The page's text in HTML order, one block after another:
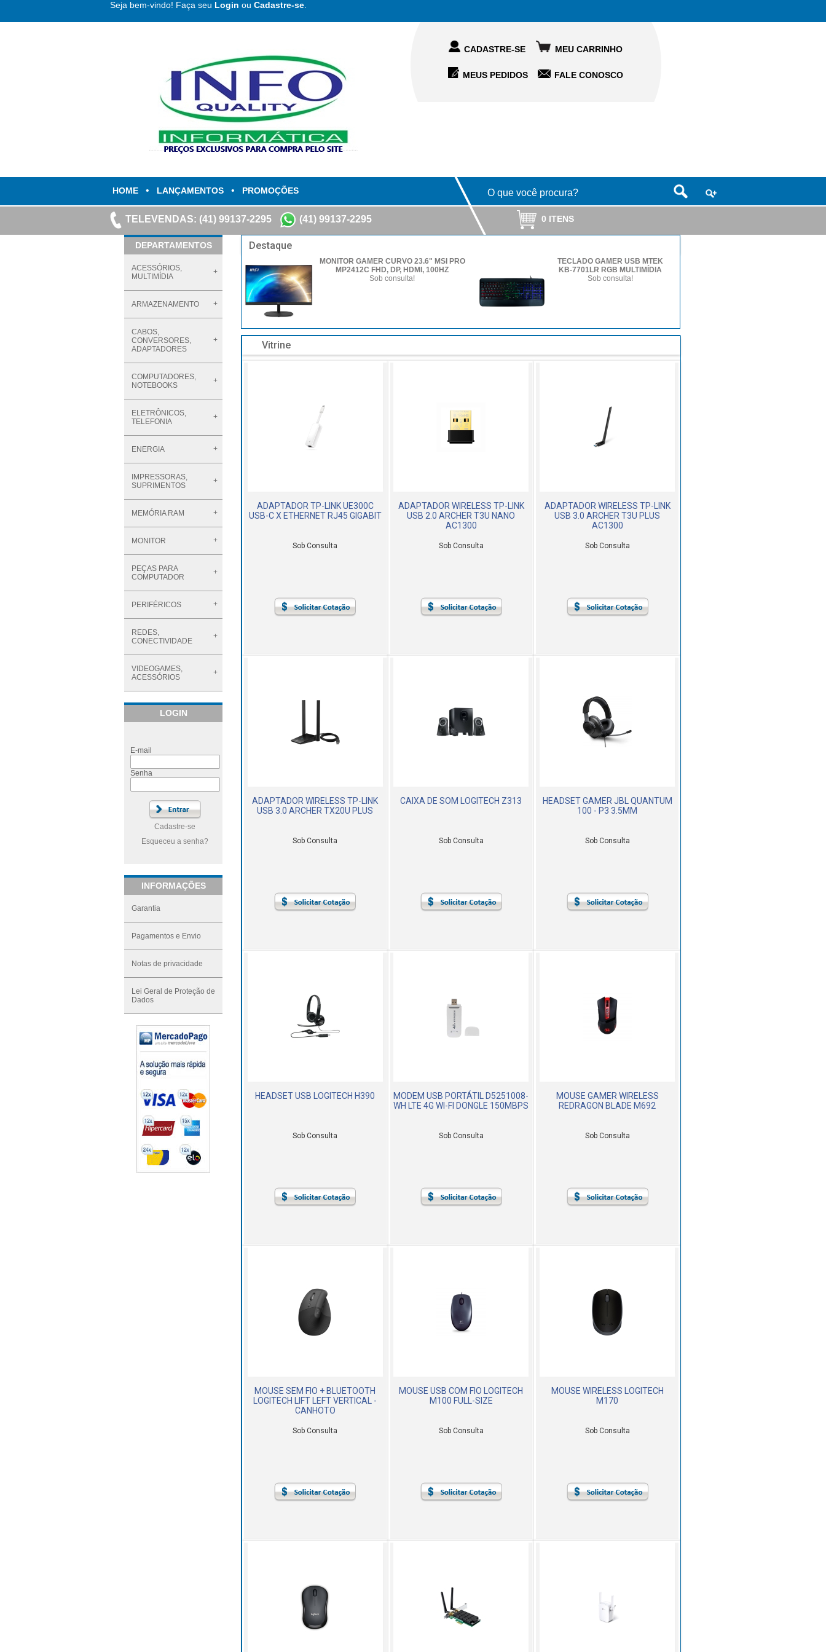
Seja bem-vindo! Faça seu Login ou Cadastre-se.
CADASTRE-SE MEU CARRINHO
MEUS PEDIDOS FALE CONOSCO
HOME • LANÇAMENTOS • PROMOÇÕES
TELEVENDAS: (41) 99137-2295 (41) 99137-2295 0 ITENS
DEPARTAMENTOS
ACESSÓRIOS,
MULTIMÍDIA
ARMAZENAMENTO
CABOS,
CONVERSORES,
ADAPTADORES
COMPUTADORES,
NOTEBOOKS
ELETRÔNICOS,
TELEFONIA
ENERGIA
IMPRESSORAS,
SUPRIMENTOS
MEMÓRIA RAM
MONITOR
PEÇAS PARA
COMPUTADOR
PERIFÉRICOS
REDES,
CONECTIVIDADE
VIDEOGAMES,
ACESSÓRIOS
LOGIN
E-mail
Senha
Cadastre-se
Esqueceu a senha?
INFORMAÇÕES
Garantia
Pagamentos e Envio
Notas de privacidade
Lei Geral de Proteção de
Dados
Destaque
MONITOR GAMER CURVO 23.6" MSI PRO
MP2412C FHD, DP, HDMI, 100HZ
Sob consulta!
TECLADO GAMER USB MTEK
KB-7701LR RGB MULTIMÍDIA
Sob consulta!
Vitrine
ADAPTADOR TP-LINK UE300C
USB-C X ETHERNET RJ45 GIGABIT
Sob Consulta
ADAPTADOR WIRELESS TP-LINK
USB 2.0 ARCHER T3U NANO
AC1300
Sob Consulta
ADAPTADOR WIRELESS TP-LINK
USB 3.0 ARCHER T3U PLUS
AC1300
Sob Consulta
ADAPTADOR WIRELESS TP-LINK
USB 3.0 ARCHER TX20U PLUS
Sob Consulta
CAIXA DE SOM LOGITECH Z313
Sob Consulta
HEADSET GAMER JBL QUANTUM
100 - P3 3.5MM
Sob Consulta
HEADSET USB LOGITECH H390
Sob Consulta
MODEM USB PORTÁTIL D5251008-
WH LTE 4G WI-FI DONGLE 150MBPS
Sob Consulta
MOUSE GAMER WIRELESS
REDRAGON BLADE M692
Sob Consulta
MOUSE SEM FIO + BLUETOOTH
LOGITECH LIFT LEFT VERTICAL -
CANHOTO
Sob Consulta
MOUSE USB COM FIO LOGITECH
M100 FULL-SIZE
Sob Consulta
MOUSE WIRELESS LOGITECH
M170
Sob Consulta